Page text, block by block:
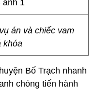
án và chiếc vam
khóa
Bố Trạch nhanh
chóng tiến hành